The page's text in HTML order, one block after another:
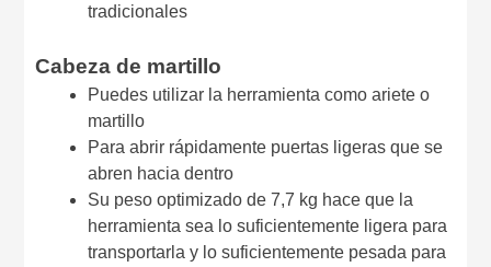
tradicionales
Cabeza de martillo
Puedes utilizar la herramienta como ariete o
martillo
Para abrir rápidamente puertas ligeras que se
abren hacia dentro
Su peso optimizado de 7,7 kg hace que la
herramienta sea lo suficientemente ligera para
transportarla y lo suficientemente pesada para